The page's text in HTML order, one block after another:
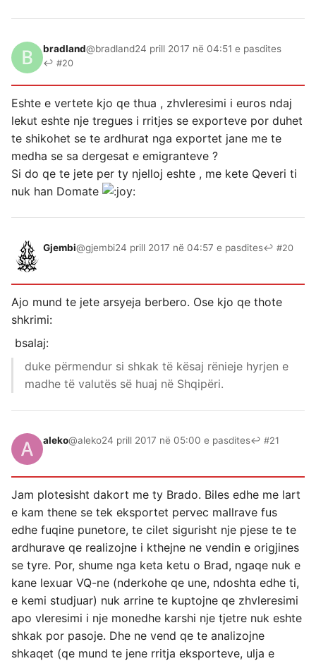
bradland@bradland24 prill 2017 në 04:51 e pasdites
↩ #20
Eshte e vertete kjo qe thua , zhvleresimi i euros ndaj
lekut eshte nje tregues i rritjes se exporteve por duhet
te shikohet se te ardhurat nga exportet jane me te
medha se sa dergesat e emigranteve ?
Si do qe te jete per ty njelloj eshte , me kete Qeveri ti
nuk han Domate
Gjembi@gjembi24 prill 2017 në 04:57 e pasdites↩ #20
Ajo mund te jete arsyeja berbero. Ose kjo qe thote
shkrimi:
bsalaj:
duke përmendur si shkak të kësaj rënieje hyrjen e
madhe të valutës së huaj në Shqipëri.
aleko@aleko24 prill 2017 në 05:00 e pasdites↩ #21
Jam plotesisht dakort me ty Brado. Biles edhe me lart
e kam thene se tek eksportet pervec mallrave fus
edhe fuqine punetore, te cilet sigurisht nje pjese te te
ardhurave qe realizojne i kthejne ne vendin e origjines
se tyre. Por, shume nga keta ketu o Brad, ngaqe nuk e
kane lexuar VQ-ne (nderkohe qe une, ndoshta edhe ti,
e kemi studjuar) nuk arrine te kuptojne qe zhvleresimi
apo vleresimi i nje monedhe karshi nje tjetre nuk eshte
shkak por pasoje. Dhe ne vend qe te analizojne
shkaqet (qe mund te jene rritja eksporteve, ulja e